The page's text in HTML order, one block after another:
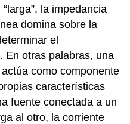
la impedancia
domina sobre la
el
En otras palabras, una
como componente
características
fuente conectada a un
al otro, la corriente